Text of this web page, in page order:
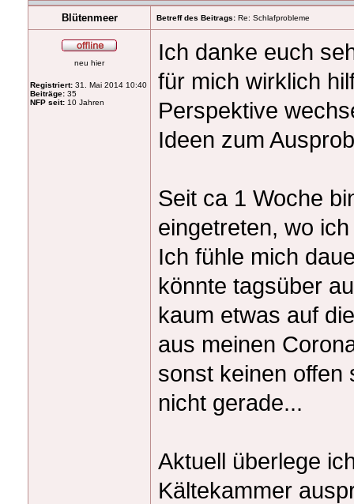
Blütenmeer Betreff des Beitrags: Re: Schlafprobleme
neu hier
Registriert: 31. Mai 2014 10:40
Beiträge: 35
NFP seit: 10 Jahren
Ich danke euch
für mich wirklich
Perspektive
Ideen zum
Seit ca 1 Woche
eingetreten, wo
Ich fühle mich
könnte tagsüber
kaum etwas auf
aus meinen
sonst keinen offen
nicht gerade...
Aktuell überlege
Kältekammer